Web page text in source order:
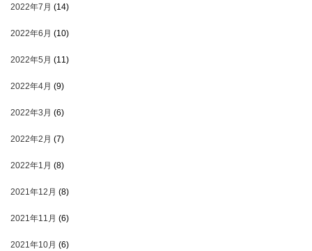
2022年7月 (14)
2022年6月 (10)
2022年5月 (11)
2022年4月 (9)
2022年3月 (6)
2022年2月 (7)
2022年1月 (8)
2021年12月 (8)
2021年11月 (6)
2021年10月 (6)